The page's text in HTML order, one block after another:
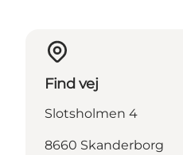
Find vej
Slotsholmen 4
8660 Skanderborg